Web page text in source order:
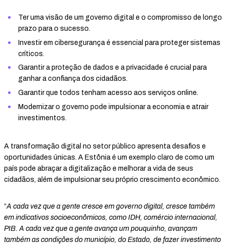
Ter uma visão de um governo digital e o compromisso de longo
prazo para o sucesso.
Investir em cibersegurança é essencial para proteger sistemas
críticos.
Garantir a proteção de dados e a privacidade é crucial para
ganhar a confiança dos cidadãos.
Garantir que todos tenham acesso aos serviços online.
Modernizar o governo pode impulsionar a economia e atrair
investimentos.
A transformação digital no setor público apresenta desafios e
oportunidades únicas. A Estônia é um exemplo claro de como um
país pode abraçar a digitalização e melhorar a vida de seus
cidadãos, além de impulsionar seu próprio crescimento econômico.
“A cada vez que a gente cresce em governo digital, cresce também
em indicativos socioeconômicos, como IDH, comércio internacional,
PIB. A cada vez que a gente avança um pouquinho, avançam
também as condições do município, do Estado, de fazer investimento